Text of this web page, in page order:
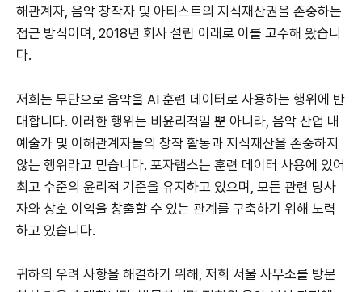
해관계자, 음악 창작자 및 아티스트의 지식재산권을 존중하는
접근 방식이며, 2018년 회사 설립 이래로 이를 고수해 왔습니
다.
저희는 무단으로 음악을 AI 훈련 데이터로 사용하는 행위에 반
대합니다. 이러한 행위는 비윤리적일 뿐 아니라, 음악 산업 내
예술가 및 이해관계자들의 창작 활동과 지식재산을 존중하지
않는 행위라고 믿습니다. 포자랩스는 훈련 데이터 사용에 있어
최고 수준의 윤리적 기준을 유지하고 있으며, 모든 관련 당사
자와 상호 이익을 창출할 수 있는 관계를 구축하기 위해 노력
하고 있습니다.
귀하의 우려 사항을 해결하기 위해, 저희 서울 사무소를 방문